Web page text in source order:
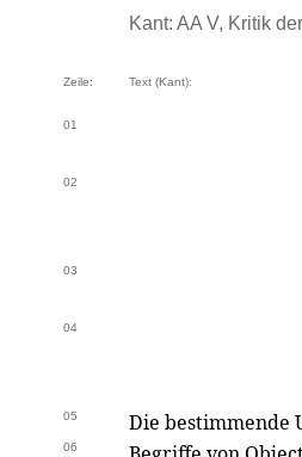
Kant: AA V, Kritik
Zeile: Text (Kant):
01
02
03
04
05 Die bestimmende
06